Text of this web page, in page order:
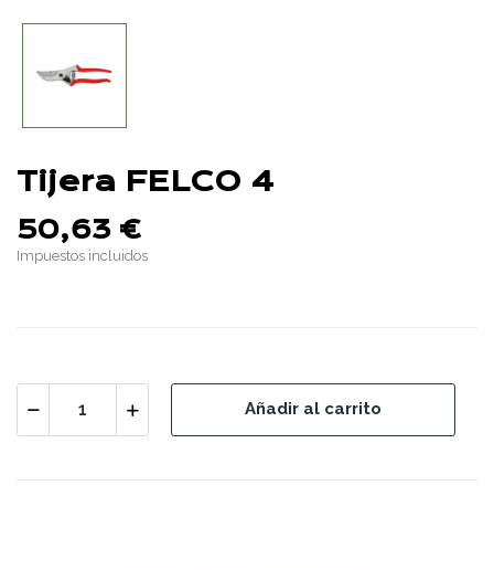
Tijera FELCO 4
50,63 €
Impuestos incluidos
Añadir al carrito